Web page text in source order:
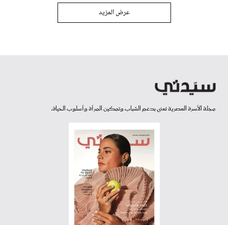
عرض المزيد
مجلة الأسرة العصرية تعنى بدعم الشباب وتمكين المرأة وأسلوب الحياة.